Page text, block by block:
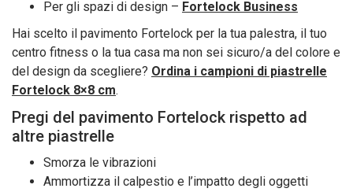
Per gli spazi di design – Fortelock Business
Hai scelto il pavimento Fortelock per la tua palestra, il tuo
centro fitness o la tua casa ma non sei sicuro/a del colore e
del design da scegliere? Ordina i campioni di piastrelle
Fortelock 8×8 cm.
Pregi del pavimento Fortelock rispetto ad
altre piastrelle
Smorza le vibrazioni
Ammortizza il calpestio e l’impatto degli oggetti